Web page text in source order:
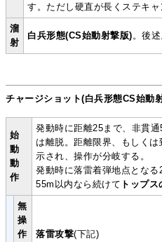
す。ただし硬直が長くステキ
溜
射
白兵形態(CS始動射撃版) 。後述
チャージショット(白兵形態CS始動
始
動
動
作
発動時に距離25まで、非貫
は離脱。距離限界、もしく
示され、操作が分岐する。
発動時に落雷着弾地点とな
55m以内なら続けて トップス
無
操
作
落雷攻撃(下記)